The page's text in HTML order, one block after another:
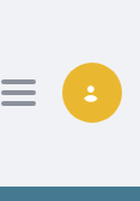
Toggle